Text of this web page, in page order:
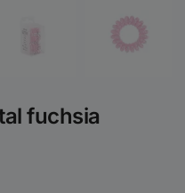
fuchsia